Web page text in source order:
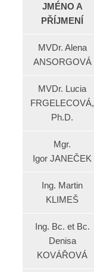
JMÉNO A
PŘÍJMENÍ
MVDr. Alena
ANSORGOVÁ
MVDr. Lucia
FRGELECOVÁ,
Ph.D.
Mgr.
Igor JANEČEK
Ing. Martin
KLIMEŠ
Ing. Bc. et Bc.
Denisa
KOVÁŘOVÁ